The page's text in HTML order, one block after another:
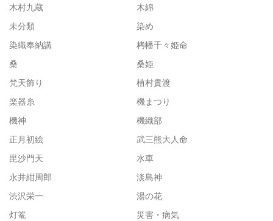
木村九蔵
木綿
未分類
染め
染織奉納講
栲幡千々姫命
桑
桑姫
梵天飾り
植村貴渡
楽器糸
機まつり
機神
機織部
正月初絵
武三熊大人命
毘沙門天
水車
永井紺周郎
淡島神
渋沢栄一
湯の花
灯篭
災害・病気